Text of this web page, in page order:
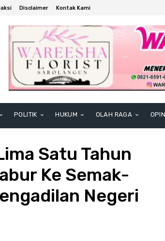
Disclaimer Kontak Kami
POLITIK HUKUM OLAH RAGA
Satu Tahun
Ke Semak-
Negeri